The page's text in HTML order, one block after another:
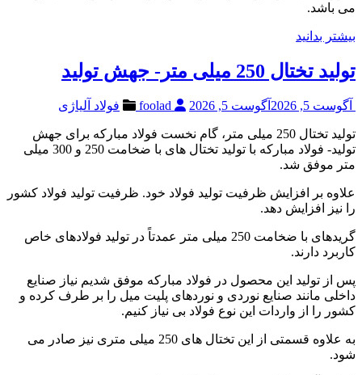
می باشد.
بیشتر بدانید
تولید تختال 250 میلی متر- جهش تولید
آگوست 5, 2026 آگوست 5, 2026 فولاد آلیاژی
تولید تختال 250 میلی متر، گام نخست فولاد مبارکه برای جهش
تولید- فولاد مبارکه با تولید تختال های با ضخامت 250 و 300 میلی
متر موفق شد.
علاوه بر افزایش ظرفیت تولید فولاد خود. ظرفیت تولید فولاد کشور
را نیز افزایش دهد.
گریدهای با ضخامت 250 میلی متر عمدتاً در تولید فولادهای خاص
کاربرد دارند.
پس از تولید این محصول در فولاد مبارکه موفق شدیم نیاز صنایع
داخلی مانند صنایع نوردی و نوردهای پلیت میل را بر طرف کرده و
کشور را از واردات این نوع فولاد بی نیاز کنیم.
به علاوه قسمتی از این تختال های 250 میلی متری نیز صادر می
شود.